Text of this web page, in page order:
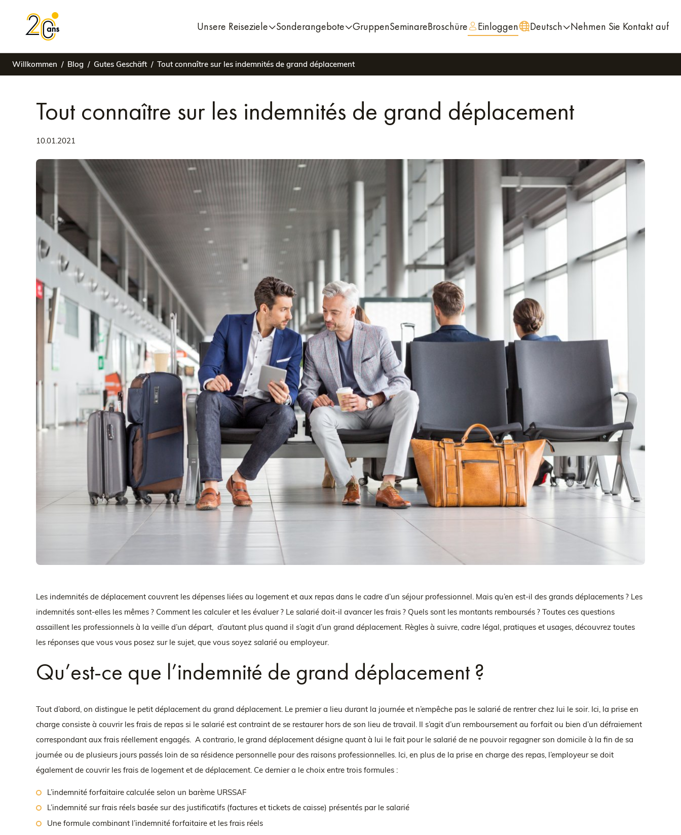
Unsere Reiseziele Sonderangebote GruppenSeminareBroschüre Einloggen Deutsch Nehmen Sie Kontakt auf
Willkommen Blog Gutes Geschäft Tout connaître sur les indemnités de grand déplacement
Tout connaître sur les indemnités de grand déplacement
10.01.2021
Les indemnités de déplacement couvrent les dépenses liées au logement et aux repas dans le cadre d’un séjour professionnel. Mais qu’en est-il des grands déplacements ? Les
indemnités sont-elles les mêmes ? Comment les calculer et les évaluer ? Le salarié doit-il avancer les frais ? Quels sont les montants remboursés ? Toutes ces questions
assaillent les professionnels à la veille d’un départ, d’autant plus quand il s’agit d’un grand déplacement. Règles à suivre, cadre légal, pratiques et usages, découvrez toutes
les réponses que vous vous posez sur le sujet, que vous soyez salarié ou employeur.
Qu’est-ce que l’indemnité de grand déplacement ?
Tout d’abord, on distingue le petit déplacement du grand déplacement. Le premier a lieu durant la journée et n’empêche pas le salarié de rentrer chez lui le soir. Ici, la prise en
charge consiste à couvrir les frais de repas si le salarié est contraint de se restaurer hors de son lieu de travail. Il s’agit d’un remboursement au forfait ou bien d’un défraiement
correspondant aux frais réellement engagés. A contrario, le grand déplacement désigne quant à lui le fait pour le salarié de ne pouvoir regagner son domicile à la fin de sa
journée ou de plusieurs jours passés loin de sa résidence personnelle pour des raisons professionnelles. Ici, en plus de la prise en charge des repas, l’employeur se doit
également de couvrir les frais de logement et de déplacement. Ce dernier a le choix entre trois formules :
L’indemnité forfaitaire calculée selon un barème URSSAF
L’indemnité sur frais réels basée sur des justificatifs (factures et tickets de caisse) présentés par le salarié
Une formule combinant l’indemnité forfaitaire et les frais réels